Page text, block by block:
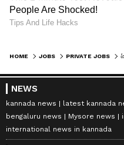
HOME JOBS PRIVATE JOBS
NEWS
kannada news latest kannada
bengaluru news
Mysore news
international news in kannada